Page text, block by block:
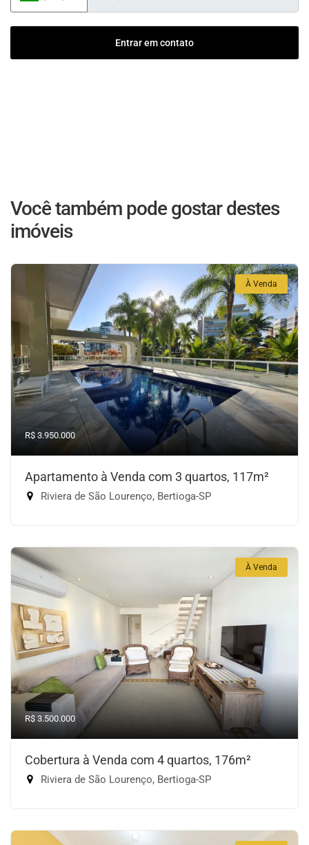
Entrar em contato
Você também pode gostar destes
imóveis
À Venda
R$ 3.950.000
Apartamento à Venda com 3 quartos, 117m²
Riviera de São Lourenço, Bertioga-SP
À Venda
R$ 3.500.000
Cobertura à Venda com 4 quartos, 176m²
Riviera de São Lourenço, Bertioga-SP